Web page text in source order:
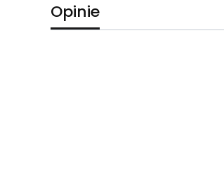
Opinie